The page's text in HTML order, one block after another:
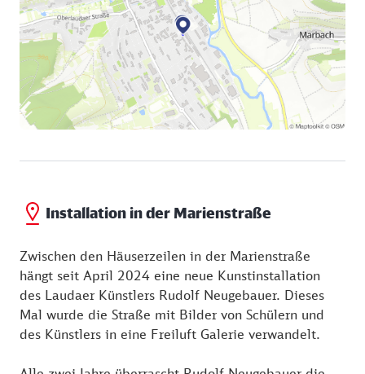
Installation in der Marienstraße
Zwischen den Häuserzeilen in der Marienstraße
hängt seit April 2024 eine neue Kunstinstallation
des Laudaer Künstlers Rudolf Neugebauer. Dieses
Mal wurde die Straße mit Bilder von Schülern und
des Künstlers in eine Freiluft Galerie verwandelt.